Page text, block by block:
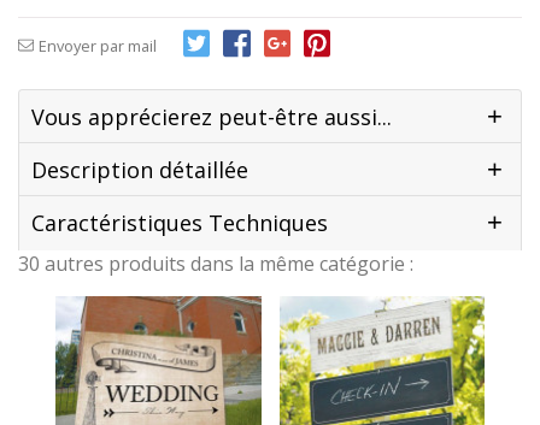
Envoyer par mail
Vous apprécierez peut-être aussi...
Description détaillée
Caractéristiques Techniques
30 autres produits dans la même catégorie :